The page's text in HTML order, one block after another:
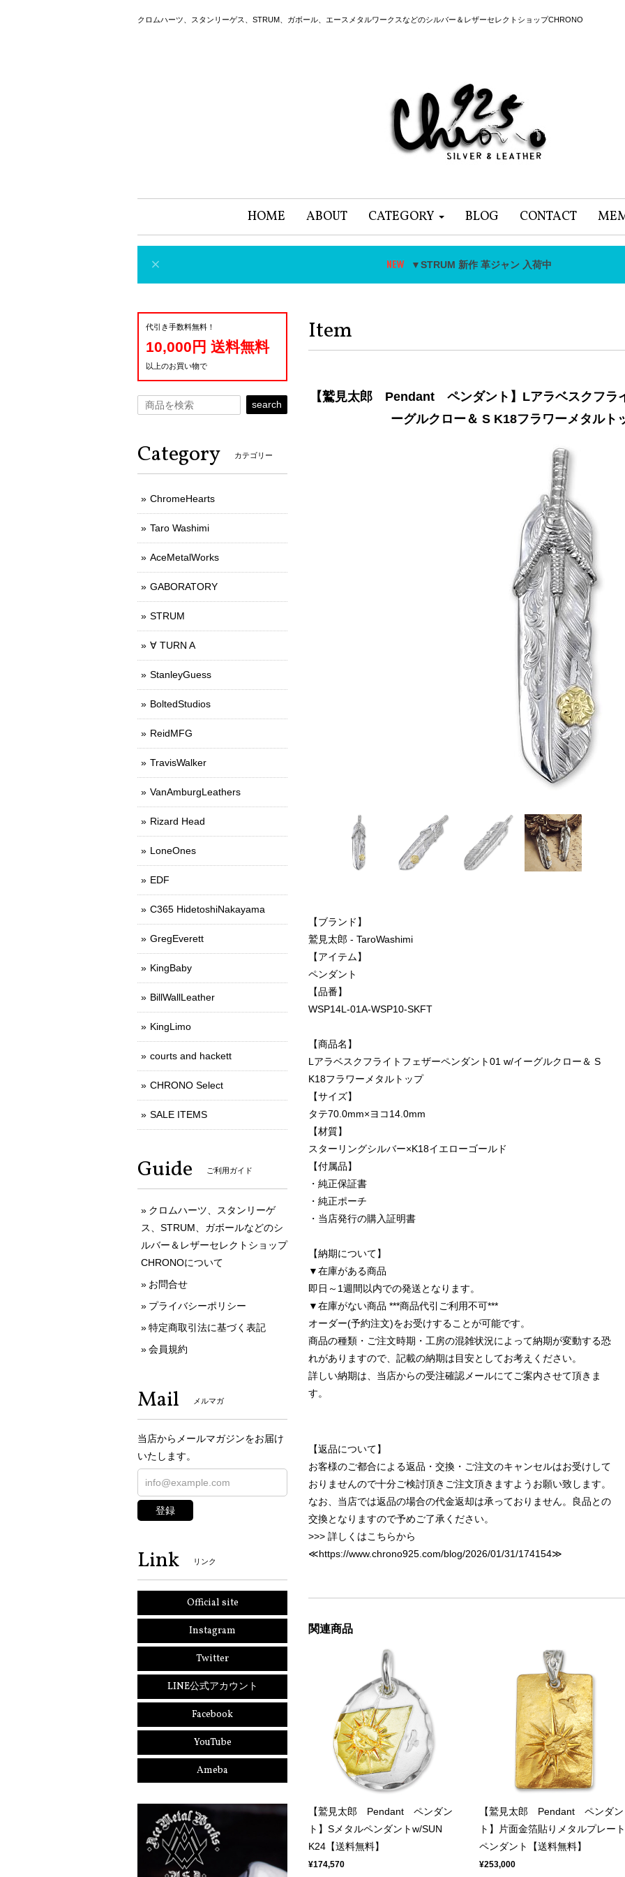
クロムハーツ、スタンリーゲス、STRUM、ガボール、エースメタルワークスなどのシルバー＆レザーセレクトショップCHRONO
HOME ABOUT CATEGORY BLOG CONTACT
▼STRUM 新作 革ジャン 入荷中
Item
【鷲見太郎 Pendant ペンダント】Lアラベスクフラ
ーグルクロー＆ S K18フラワーメタルト
【ブランド】
鷲見太郎 - TaroWashimi
【アイテム】
ペンダント
【品番】
WSP14L-01A-WSP10-SKFT
【商品名】
Lアラベスクフライトフェザーペンダント01 w/イーグルクロー＆ S
K18フラワーメタルトップ
【サイズ】
タテ70.0mm×ヨコ14.0mm
【材質】
スターリングシルバー×K18イエローゴールド
【付属品】
・純正保証書
・純正ポーチ
・当店発行の購入証明書
【納期について】
▼在庫がある商品
即日～1週間以内での発送となります。
▼在庫がない商品 ***商品代引ご利用不可***
オーダー(予約注文)をお受けすることが可能です。
商品の種類・ご注文時期・工房の混雑状況によって納期が変動する恐
れがありますので、記載の納期は目安としてお考えください。
詳しい納期は、当店からの受注確認メールにてご案内させて頂きま
す。
【返品について】
お客様のご都合による返品・交換・ご注文のキャンセルはお受けして
おりませんので十分ご検討頂きご注文頂きますようお願い致します。
なお、当店では返品の場合の代金返却は承っておりません。良品との
交換となりますので予めご了承ください。
>>> 詳しくはこちらから
≪https://www.chrono925.com/blog/2026/01/31/174154≫
関連商品
【鷲見太郎 Pendant ペンダン
ト】Sメタルペンダントw/SUN
K24【送料無料】
¥174,570
【鷲見太郎 Pendant ペンダン
ト】片面金箔貼りメタルプレート
ペンダント【送料無料】
¥253,000
代引き手数料無料！
10,000円 送料無料
以上のお買い物で
search
Category カテゴリー
ChromeHearts
Taro Washimi
AceMetalWorks
GABORATORY
STRUM
∀ TURN A
StanleyGuess
BoltedStudios
ReidMFG
TravisWalker
VanAmburgLeathers
Rizard Head
LoneOnes
EDF
C365 HidetoshiNakayama
GregEverett
KingBaby
BillWallLeather
KingLimo
courts and hackett
CHRONO Select
SALE ITEMS
Guide ご利用ガイド
クロムハーツ、スタンリーゲ
ス、STRUM、ガボールなどのシ
ルバー＆レザーセレクトショップ
CHRONOについて
お問合せ
プライバシーポリシー
特定商取引法に基づく表記
会員規約
Mail メルマガ
当店からメールマガジンをお届け
いたします。
登録
Link リンク
Official site
Instagram
Twitter
LINE公式アカウント
Facebook
YouTube
Ameba